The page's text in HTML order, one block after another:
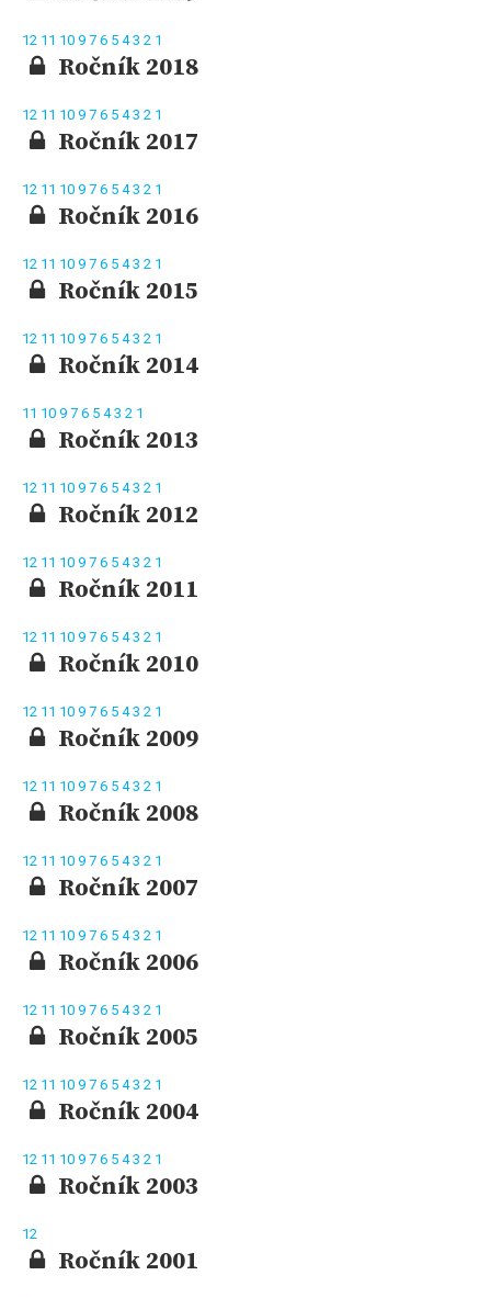
12 11 10 9 7 6 5 43 2 1
Ročník 2018
12 11 10 9 7 6 5 43 2 1
Ročník 2017
12 11 10 9 7 6 5 43 2 1
Ročník 2016
12 11 10 9 7 6 5 43 2 1
Ročník 2015
12 11 10 9 7 6 5 43 2 1
Ročník 2014
11 10 9 7 6 5 43 2 1
Ročník 2013
12 11 10 9 7 6 5 43 2 1
Ročník 2012
12 11 10 9 7 6 5 43 2 1
Ročník 2011
12 11 10 9 7 6 5 43 2 1
Ročník 2010
12 11 10 9 7 6 5 43 2 1
Ročník 2009
12 11 10 9 7 6 5 43 2 1
Ročník 2008
12 11 10 9 7 6 5 43 2 1
Ročník 2007
12 11 10 9 7 6 5 43 2 1
Ročník 2006
12 11 10 9 7 6 5 43 2 1
Ročník 2005
12 11 10 9 7 6 5 43 2 1
Ročník 2004
12 11 10 9 7 6 5 43 2 1
Ročník 2003
12
Ročník 2001